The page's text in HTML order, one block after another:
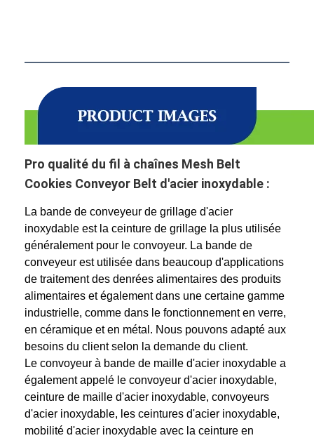
Pro qualité du fil à chaînes Mesh Belt
Cookies Conveyor Belt d'acier inoxydable :
La bande de conveyeur de grillage d'acier
inoxydable est la ceinture de grillage la plus utilisée
généralement pour le convoyeur. La bande de
conveyeur est utilisée dans beaucoup d'applications
de traitement des denrées alimentaires des produits
alimentaires et également dans une certaine gamme
industrielle, comme dans le fonctionnement en verre,
en céramique et en métal. Nous pouvons adapté aux
besoins du client selon la demande du client.
Le convoyeur à bande de maille d'acier inoxydable a
également appelé le convoyeur d'acier inoxydable,
ceinture de maille d'acier inoxydable, convoyeurs
d'acier inoxydable, les ceintures d'acier inoxydable,
mobilité d'acier inoxydable avec la ceinture en